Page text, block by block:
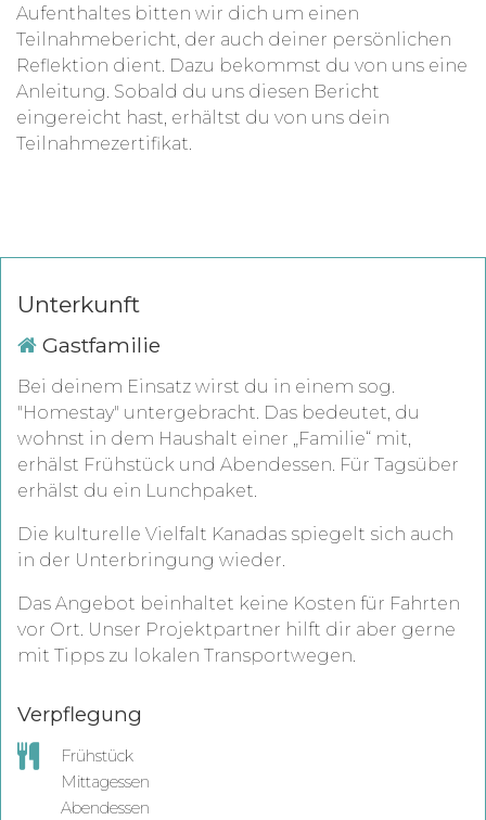
Aufenthaltes bitten wir dich um einen
Teilnahmebericht, der auch deiner persönlichen
Reflektion dient. Dazu bekommst du von uns eine
Anleitung. Sobald du uns diesen Bericht
eingereicht hast, erhältst du von uns dein
Teilnahmezertifikat.
Unterkunft
Gastfamilie
Bei deinem Einsatz wirst du in einem sog.
"Homestay" untergebracht. Das bedeutet, du
wohnst in dem Haushalt einer „Familie“ mit,
erhälst Frühstück und Abendessen. Für Tagsüber
erhälst du ein Lunchpaket.
Die kulturelle Vielfalt Kanadas spiegelt sich auch
in der Unterbringung wieder.
Das Angebot beinhaltet keine Kosten für Fahrten
vor Ort. Unser Projektpartner hilft dir aber gerne
mit Tipps zu lokalen Transportwegen.
Verpflegung
Frühstück
Mittagessen
Abendessen